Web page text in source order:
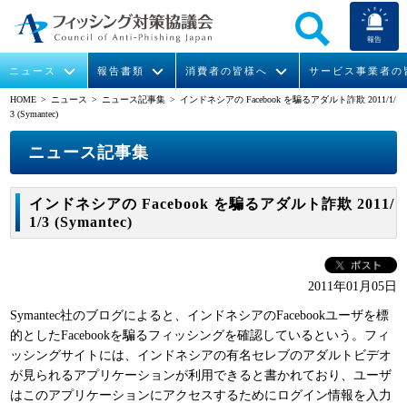
報告
ニュース
イベント
報告書類
月次報告書
消費者の皆様へ
フィッシングの報告
サービス事業者の
STOP. THINK. CONNECT.
運営委員紹介
メンバー
入会案内
HOME > ニュース > ニュース記事集 > インドネシアの Facebook を騙るアダルト詐欺 2011/1/
3 (Symantec)
ニュース記事集
インドネシアの Facebook を騙るアダルト詐欺 2011/
1/3 (Symantec)
2011年01月05日
Symantec社のブログによると、インドネシアのFacebookユーザを標
的としたFacebookを騙るフィッシングを確認しているという。フィ
ッシングサイトには、インドネシアの有名セレブのアダルトビデオ
が見られるアプリケーションが利用できると書かれており、ユーザ
はこのアプリケーションにアクセスするためにログイン情報を入力